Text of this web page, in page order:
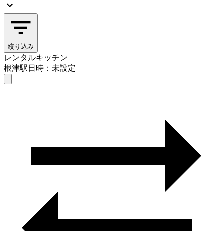
絞り込み
レンタルキッチン
根津駅日時：未設定